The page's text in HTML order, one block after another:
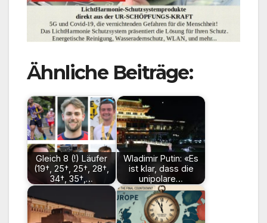
Ähnliche Beiträge:
Gleich 8 (!) Läufer
(19†, 25†, 25†, 28†,
34†, 35†,…
Wladimir Putin: «Es
ist klar, dass die
unipolare…